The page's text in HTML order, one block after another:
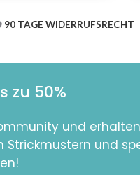
90 TAGE WIDERRUFSRECHT
zu 50%
und
Strickmustern und